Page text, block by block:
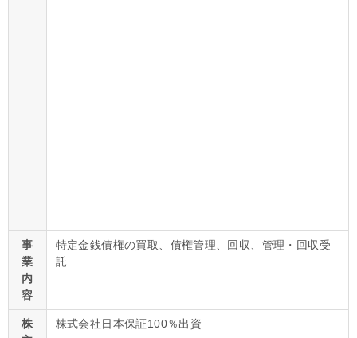
事
業
内
容
特定金銭債権の買取、債権管理、回収、管理・回収受
託
株
株式会社日本保証100％出資